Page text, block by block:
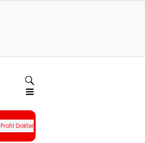
Profil Dokter